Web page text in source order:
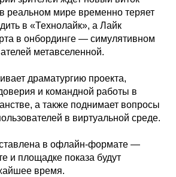
реальном мире временно теряет
в «Технолайк», а Лайк
в онбординге — симулятивном
метавселенной.
драматургию проекта,
и командной работы в
а также поднимает вопросы
в виртуальной среде.
в офлайн-формате —
и площадке показа будут
время.